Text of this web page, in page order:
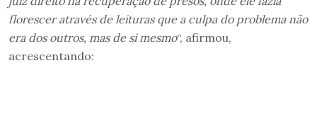
florescer através de leituras que a culpa do problema não
era dos outros, mas de si mesmo“, afirmou,
acrescentando: